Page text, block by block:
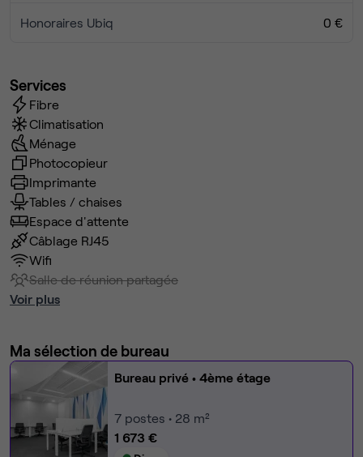
Honoraires Ubiq 0 €
Services
Fibre
Climatisation
Ménage
Photocopieur
Imprimante
Tables / chaises
Espace d'attente
Câblage RJ45
Wifi
Salle de réunion partagée
Voir plus
Ma sélection de bureau
Bureau privé • 4ème étage
7 postes • 28 m²
1 673 €